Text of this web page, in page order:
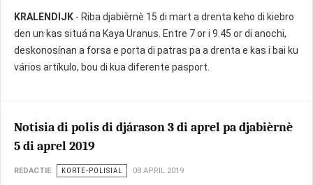
KRALENDIJK - Riba djabièrnè 15 di mart a drenta keho di kiebro
den un kas situá na Kaya Uranus. Entre 7 or i 9.45 or di anochi,
deskonosínan a forsa e porta di patras pa a drenta e kas i bai ku
vários artíkulo, bou di kua diferente pasport.
Notisia di polis di djárason 3 di aprel pa djabièrnè
5 di aprel 2019
REDACTIE KORTE-POLISIAL 08 APRIL 2019